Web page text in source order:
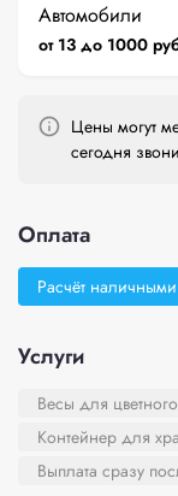
Автомобили
от 13 до 1000
Цены могут
сегодня
Оплата
Расчёт наличными
Услуги
Весы для
Контейнер для
Выплата сразу